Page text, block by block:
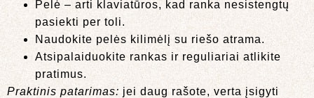
Pelė – arti klaviatūros, kad ranka nesistengtų
pasiekti per toli.
Naudokite pelės kilimėlį su riešo atrama.
Atsipalaiduokite rankas ir reguliariai atlikite
pratimus.
Praktinis patarimas: jei daug rašote, verta įsigyti